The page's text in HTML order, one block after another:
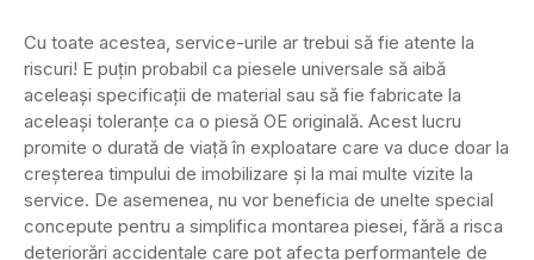
Cu toate acestea, service-urile ar trebui să fie atente la
riscuri! E puțin probabil ca piesele universale să aibă
aceleași specificații de material sau să fie fabricate la
aceleași toleranțe ca o piesă OE originală. Acest lucru
promite o durată de viață în exploatare care va duce doar la
creșterea timpului de imobilizare și la mai multe vizite la
service. De asemenea, nu vor beneficia de unelte special
concepute pentru a simplifica montarea piesei, fără a risca
deteriorări accidentale care pot afecta performanțele de